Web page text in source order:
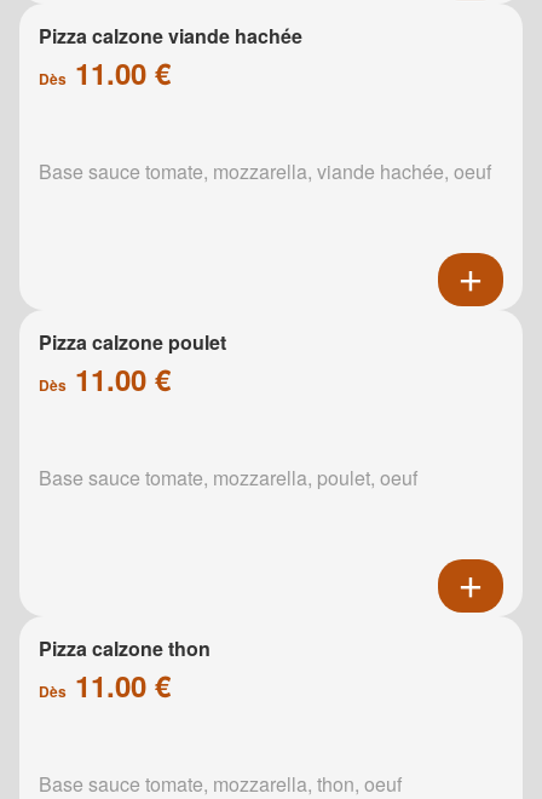
Pizza calzone viande hachée
Dès 11.00 €
Base sauce tomate, mozzarella, viande hachée, oeuf
Pizza calzone poulet
Dès 11.00 €
Base sauce tomate, mozzarella, poulet, oeuf
Pizza calzone thon
Dès 11.00 €
Base sauce tomate, mozzarella, thon, oeuf